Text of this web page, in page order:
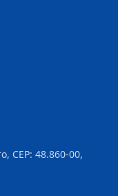
CEP: 48.860-00,